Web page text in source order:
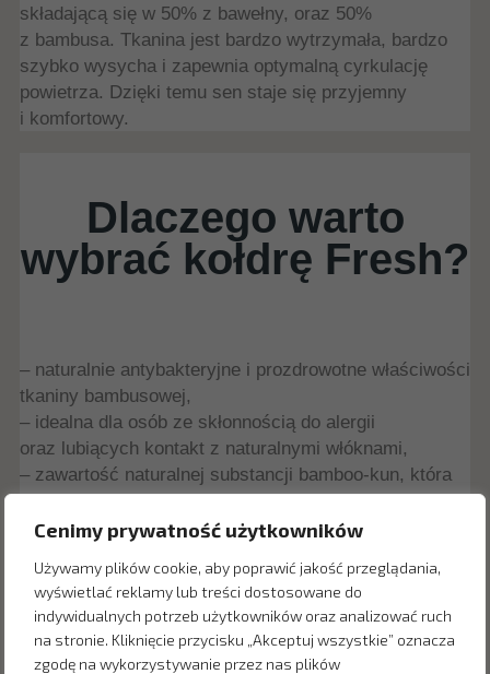
Cenimy prywatność użytkowników
Używamy plików cookie, aby poprawić jakość przeglądania,
wyświetlać reklamy lub treści dostosowane do
indywidualnych potrzeb użytkowników oraz analizować ruch
na stronie. Kliknięcie przycisku „Akceptuj wszystkie” oznacza
zgodę na wykorzystywanie przez nas plików
składającą się w 50% z bawełny, oraz 50%
z bambusa. Tkanina jest bardzo wytrzymała, bardzo
szybko wysycha i zapewnia optymalną cyrkulację
powietrza. Dzięki temu sen staje się przyjemny
i komfortowy.
Dlaczego warto
wybrać kołdrę Fresh?
– naturalnie antybakteryjne i prozdrowotne właściwości
tkaniny bambusowej,
– idealna dla osób ze skłonnością do alergii
oraz lubiących kontakt z naturalnymi włóknami,
– zawartość naturalnej substancji bamboo-kun, która
odstrasza szkodniki i grzyby
– możliwość prania w temp. do 60oC.
Zapytaj o cenę w salonie: